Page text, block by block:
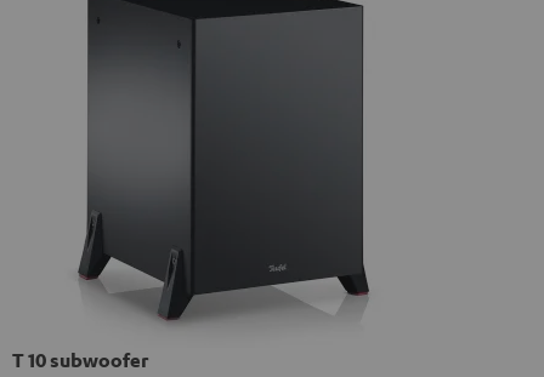
T 10 subwoofer